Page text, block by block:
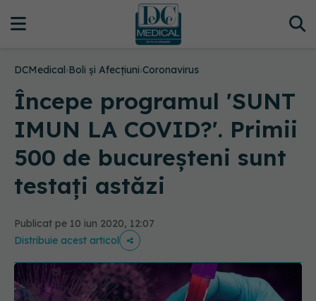
DCMedical›Boli și Afecțiuni›Coronavirus
Începe programul 'SUNT
IMUN LA COVID?'. Primii
500 de bucureșteni sunt
testați astăzi
Publicat pe 10 iun 2020, 12:07
Distribuie acest articol